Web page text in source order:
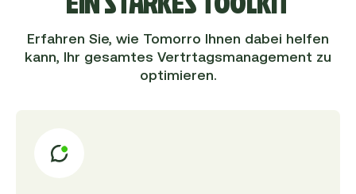
Erfahren Sie, wie Tomorro Ihnen dabei helfen
kann, Ihr gesamtes Vertrtagsmanagement zu
optimieren.